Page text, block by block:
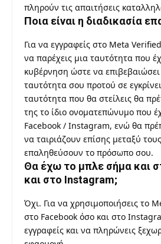
πληρούν τις απαιτήσεις
Ποια είναι η διαδικασία
Για να εγγραφείς στο Meta
να παρέχεις μια ταυτότητα που
κυβέρνηση ώστε να επιβεβαιώσει
ταυτότητα σου προτού σε
ταυτότητα που θα στείλεις θα
της το ίδιο ονοματεπώνυμο που
Facebook / Instagram, ενώ θα
να ταιριάζουν επίσης μεταξύ
επαληθεύσουν το πρόσωπο σου.
Θα έχω το μπλε σήμα και
και στο Instagram;
Όχι. Για να χρησιμοποιήσεις το
στο Facebook όσο και στο
εγγραφείς και να πληρώνεις